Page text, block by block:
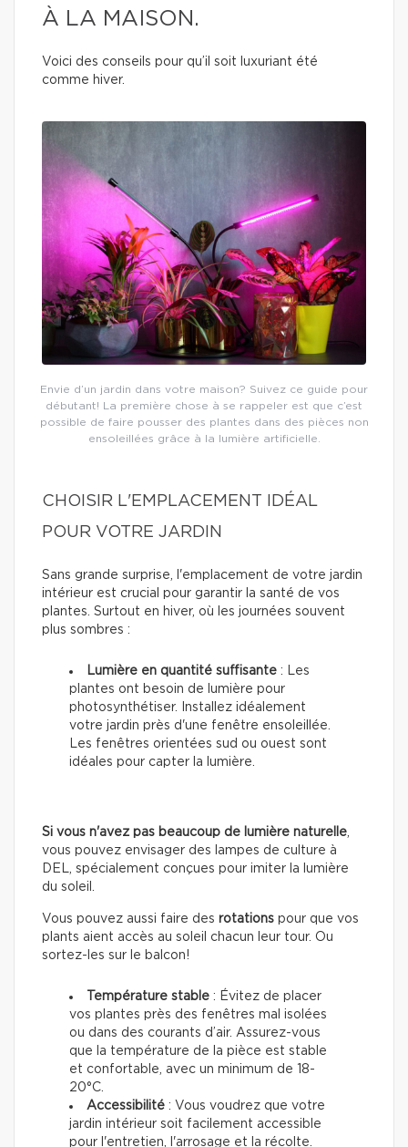
À LA MAISON.
Voici des conseils pour qu’il soit luxuriant été
comme hiver.
Envie d’un jardin dans votre maison? Suivez ce guide pour
débutant! La première chose à se rappeler est que c’est
possible de faire pousser des plantes dans des pièces non
ensoleillées grâce à la lumière artificielle.
CHOISIR L'EMPLACEMENT IDÉAL
POUR VOTRE JARDIN
Sans grande surprise, l'emplacement de votre jardin
intérieur est crucial pour garantir la santé de vos
plantes. Surtout en hiver, où les journées souvent
plus sombres :
Lumière en quantité suffisante : Les
plantes ont besoin de lumière pour
photosynthétiser. Installez idéalement
votre jardin près d'une fenêtre ensoleillée.
Les fenêtres orientées sud ou ouest sont
idéales pour capter la lumière.
Si vous n'avez pas beaucoup de lumière naturelle
vous pouvez envisager des lampes de culture à
DEL, spécialement conçues pour imiter la lumière
du soleil.
Vous pouvez aussi faire des rotations pour que vos
plants aient accès au soleil chacun leur tour. Ou
sortez-les sur le balcon!
Température stable : Évitez de placer
vos plantes près des fenêtres mal isolées
ou dans des courants d’air. Assurez-vous
que la température de la pièce est stable
et confortable, avec un minimum de 18-
20°C.
Accessibilité : Vous voudrez que votre
jardin intérieur soit facilement accessible
pour l'entretien, l'arrosage et la récolte.